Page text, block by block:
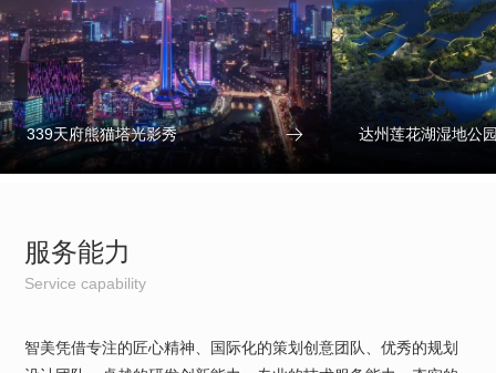
339天府熊猫塔光影秀  达州莲花湖湿地公
服务能力
Service capability
智美凭借专注的匠心精神、国际化的策划创意团队、优秀的规划